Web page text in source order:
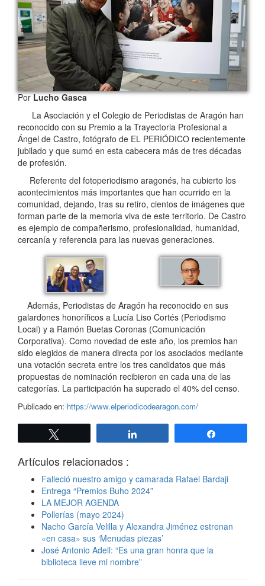
PorLucho Gasca
La Asociación y el Colegio de Periodistas de Aragón han
reconocido con su Premio a la Trayectoria Profesional a
Ángel de Castro, fotógrafo de EL PERIÓDICO recientemente
jubilado y que sumó en esta cabecera más de tres décadas
de profesión.
Referente del fotoperiodismo aragonés, ha cubierto los
acontecimientos más importantes que han ocurrido en la
comunidad, dejando, tras su retiro, cientos de imágenes que
forman parte de la memoria viva de este territorio. De Castro
es ejemplo de compañerismo, profesionalidad, humanidad,
cercanía y referencia para las nuevas generaciones.
Además, Periodistas de Aragón ha reconocido en sus
galardones honoríficos a Lucía Liso Cortés (Periodismo
Local) y a Ramón Buetas Coronas (Comunicación
Corporativa). Como novedad de este año, los premios han
sido elegidos de manera directa por los asociados mediante
una votación secreta entre los tres candidatos que más
propuestas de nominación recibieron en cada una de las
categorías. La participación ha superado el 40% del censo.
Publicado en: https://www.elperiodicodearagon.com/
Artículos relacionados :
Falleció nuestro amigo y camarada Rafael Bardaji
Entrega “Premios Buho 2024”
LA MEJOR AGENDA
Pollerías (mayo 2024)
Nacho García Velilla y Alexandra Jiménez estrenan
«en casa» sus ‘Menudas piezas’
José Antonio Adell: “Es una gran honra que la
biblioteca lleve mi nombre”